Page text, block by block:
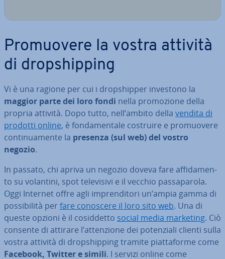
Pro­muo­ve­re la vostra attività
di drop­ship­ping
Vi è una ragione per cui i drop­ship­per investono la
maggior parte dei loro fondi nella pro­mo­zio­ne della
propria attività. Dopo tutto, nell’ambito della vendita di
prodotti online, è fon­da­men­ta­le costruire e pro­muo­ve­re
con­ti­nua­men­te la presenza (sul web) del vostro
negozio.
In passato, chi apriva un negozio doveva fare af­fi­da­men­
to su volantini, spot te­le­vi­si­vi e il vecchio pas­sa­pa­ro­la.
Oggi Internet offre agli im­pren­di­to­ri un’ampia gamma di
pos­si­bi­li­tà per fare conoscere il loro sito web. Una di
queste opzioni è il co­sid­det­to social media marketing. Ciò
consente di attirare l’at­ten­zio­ne dei po­ten­zia­li clienti sulla
vostra attività di drop­ship­ping tramite piat­ta­for­me come
Facebook, Twitter e simili. I servizi online come